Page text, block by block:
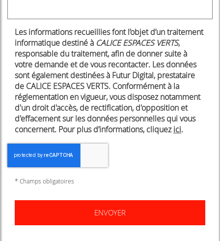
Les informations recueillies font l’objet d’un traitement
informatique destiné à CALICE ESPACES VERTS,
responsable du traitement, afin de donner suite à
votre demande et de vous recontacter. Les données
sont également destinées à Futur Digital, prestataire
de CALICE ESPACES VERTS. Conformément à la
réglementation en vigueur, vous disposez notamment
d'un droit d'accès, de rectification, d'opposition et
d'effacement sur les données personnelles qui vous
concernent. Pour plus d’informations, cliquezici.
* Champs obligatoires